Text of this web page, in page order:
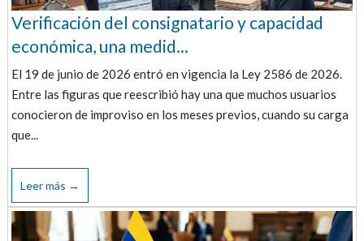
Verificación del consignatario y capacidad
económica, una medid...
El 19 de junio de 2026 entró en vigencia la Ley 2586 de 2026.
Entre las figuras que reescribió hay una que muchos usuarios
conocieron de improviso en los meses previos, cuando su carga
que...
Leer más →